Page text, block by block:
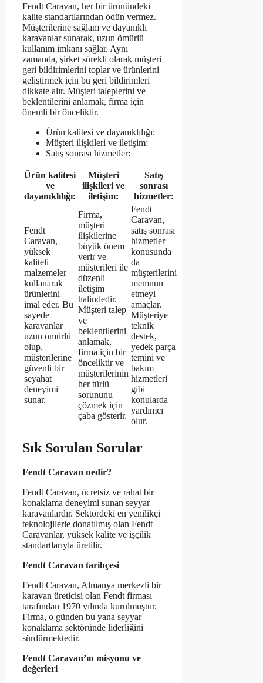
Fendt Caravan, her bir ürünündeki
kalite standartlarından ödün vermez.
Müşterilerine sağlam ve dayanıklı
karavanlar sunarak, uzun ömürlü
kullanım imkanı sağlar. Aynı
zamanda, şirket sürekli olarak müşteri
geri bildirimlerini toplar ve ürünlerini
geliştirmek için bu geri bildirimleri
dikkate alır. Müşteri taleplerini ve
beklentilerini anlamak, firma için
önemli bir önceliktir.
Ürün kalitesi ve dayanıklılığı:
Müşteri ilişkileri ve iletişim:
Satış sonrası hizmetler:
Ürün kalitesi
ve
dayanıklılığı:
Müşteri
ilişkileri ve
iletişim:
Satış
sonrası
hizmetler:
Fendt
Caravan,
yüksek
kaliteli
malzemeler
kullanarak
ürünlerini
imal eder. Bu
sayede
karavanlar
uzun ömürlü
olup,
müşterilerine
güvenli bir
seyahat
deneyimi
sunar.
Firma,
müşteri
ilişkilerine
büyük önem
verir ve
müşterileri ile
düzenli
iletişim
halindedir.
Müşteri talep
ve
beklentilerini
anlamak,
firma için bir
önceliktir ve
müşterilerinin
her türlü
sorununu
çözmek için
çaba gösterir.
Fendt
Caravan,
satış sonrası
hizmetler
konusunda
da
müşterilerini
memnun
etmeyi
amaçlar.
Müşteriye
teknik
destek,
yedek parça
temini ve
bakım
hizmetleri
gibi
konularda
yardımcı
olur.
Sık Sorulan Sorular
Fendt Caravan nedir?
Fendt Caravan, ücretsiz ve rahat bir
konaklama deneyimi sunan seyyar
karavanlardır. Sektördeki en yenilikçi
teknolojilerle donatılmış olan Fendt
Caravanlar, yüksek kalite ve işçilik
standartlarıyla üretilir.
Fendt Caravan tarihçesi
Fendt Caravan, Almanya merkezli bir
karavan üreticisi olan Fendt firması
tarafından 1970 yılında kurulmuştur.
Firma, o günden bu yana seyyar
konaklama sektöründe liderliğini
sürdürmektedir.
Fendt Caravan’ın misyonu ve
değerleri